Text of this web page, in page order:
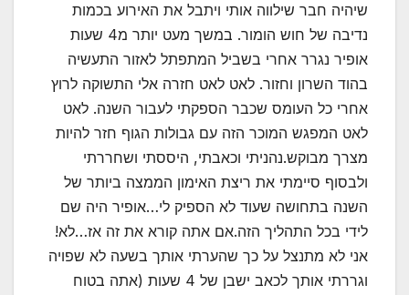
שיהיה חבר שילווה אותי ויתבל את האירוע בכמות
נדיבה של חוש הומור. במשך מעט יותר מ4 שעות
אופיר נגרר אחרי בשביל המתפתל לאזור התעשיה
בהוד השרון וחזור. לאט לאט חזרה אלי התשוקה לרוץ
אחרי כל העומס שכבר הספקתי לעבור השנה. לאט
לאט המפגש המוכר הזה עם גבולות הגוף חזר להיות
מצרך מבוקש.נהניתי וכאבתי, היססתי ושחררתי
ולבסוף סיימתי את ריצת האימון הממצה ביותר של
השנה בתחושה שעוד לא הספיק לי…אופיר היה שם
לידי בכל התהליך הזה.אם אתה קורא את זה אז…לא!
אני לא מתנצל על כך שהערתי אותך בשעה לא שפויה
וגררתי אותך לכאב ישבן של 4 שעות (אתה בטוח